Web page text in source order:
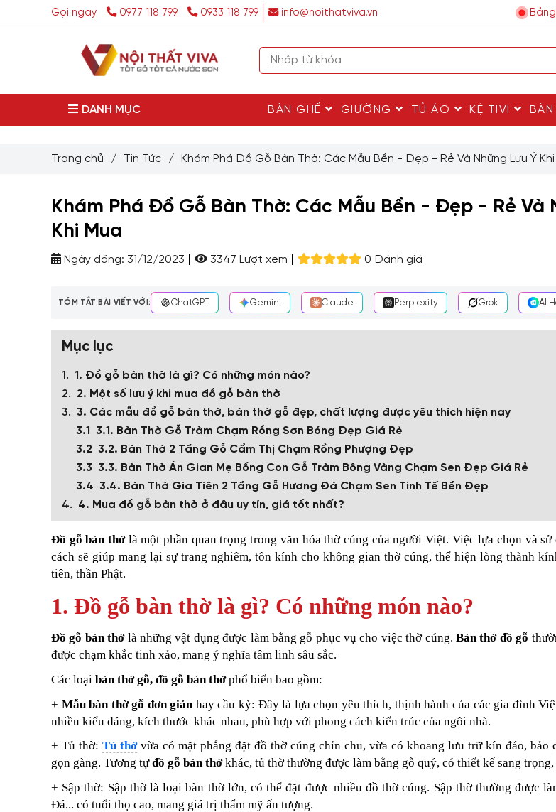
Gọi ngay 0977 118 799 0933 118 799 info@noithatviva.vn
DANH MỤC BÀN GHẾ GIƯỜNG TỦ ÁO KỆ TIVI
Trang chủ / Tin Tức / Khám Phá Đồ Gỗ Bàn Thờ: Các Mẫu Bền - Đẹp - Rẻ Và Những Lưu Ý Khi
Khám Phá Đồ Gỗ Bàn Thờ: Các Mẫu Bền - Đẹp - Rẻ Và
Khi Mua
Ngày đăng: 31/12/2023 3347 Lượt xem 0 Đánh giá
TÓM TẮT BÀI VIẾT VỚI: ChatGPT Gemini Claude Perplexity Grok AI
Mục lục
1. Đồ gỗ bàn thờ là gì? Có những món nào?
2. Một số lưu ý khi mua đồ gỗ bàn thờ
3. Các mẫu đồ gỗ bàn thờ, bàn thờ gỗ đẹp, chất lượng được yêu thích hiện nay
3.1. Bàn Thờ Gỗ Tràm Chạm Rồng Sơn Bóng Đẹp Giá Rẻ
3.2. Bàn Thờ 2 Tầng Gỗ Cẩm Thị Chạm Rồng Phượng Đẹp
3.3. Bàn Thờ Án Gian Mẹ Bồng Con Gỗ Tràm Bông Vàng Chạm Sen Đẹp Giá Rẻ
3.4. Bàn Thờ Gia Tiên 2 Tầng Gỗ Hương Đá Chạm Sen Tinh Tế Bền Đẹp
4. Mua đồ gỗ bàn thờ ở đâu uy tín, giá tốt nhất?
Đồ gỗ bàn thờlà một phần quan trọng trong văn hóa thờ cúng của người Việt. Việc lựa chọn và sử
cách sẽ giúp mang lại sự trang nghiêm, tôn kính cho không gian thờ cúng, thể hiện lòng thành
tiên, thần Phật.
1. Đồ gỗ bàn thờ là gì? Có những món nào?
Đồ gỗ bàn thờlà những vật dụng được làm bằng gỗ phục vụ cho việc thờ cúng.Bàn thờ đồ gỗ
được chạm khắc tinh xảo, mang ý nghĩa tâm linh sâu sắc.
Các loại bàn thờ gỗ, đồ gỗ bàn thờphổ biến bao gồm:
+ Mẫu bàn thờ gỗ đơn giản hay cầu kỳ: Đây là lựa chọn yêu thích, thịnh hành của các gia đình
nhiều kiểu dáng, kích thước khác nhau, phù hợp với phong cách kiến trúc của ngôi nhà.
+ Tủ thờ: Tủ thờvừa có mặt phẳng đặt đồ thờ cúng chỉn chu, vừa có khoang lưu trữ kín đáo, bảo
gọn gàng. Tương tựđồ gỗ bàn thờkhác, tủ thờ thường được làm bằng gỗ quý, có thiết kế sang
+ Sập thờ: Sập thờ là loại bàn thờ lớn, có thể đặt được nhiều đồ thờ cúng. Sập thờ thường được
Đá... có tuổi thọ cao, mang giá trị thẩm mỹ ấn tượng.